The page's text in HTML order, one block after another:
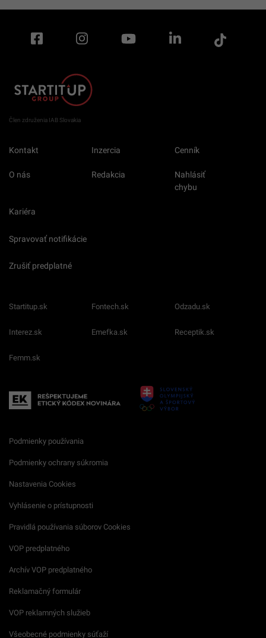
Člen združenia IAB Slovakia
Kontakt Inzercia Cenník
O nás Redakcia
Nahlásiť
chybu
Kariéra
Spravovať notifikácie
Zrušiť predplatné
Startitup.sk Fontech.sk Odzadu.sk
Interez.sk Emefka.sk Receptik.sk
Femm.sk
Podmienky používania
Podmienky ochrany súkromia
Nastavenia Cookies
Vyhlásenie o prístupnosti
Pravidlá používania súborov Cookies
VOP predplatného
Archív VOP predplatného
Reklamačný formulár
VOP reklamných služieb
Všeobecné podmienky súťaží